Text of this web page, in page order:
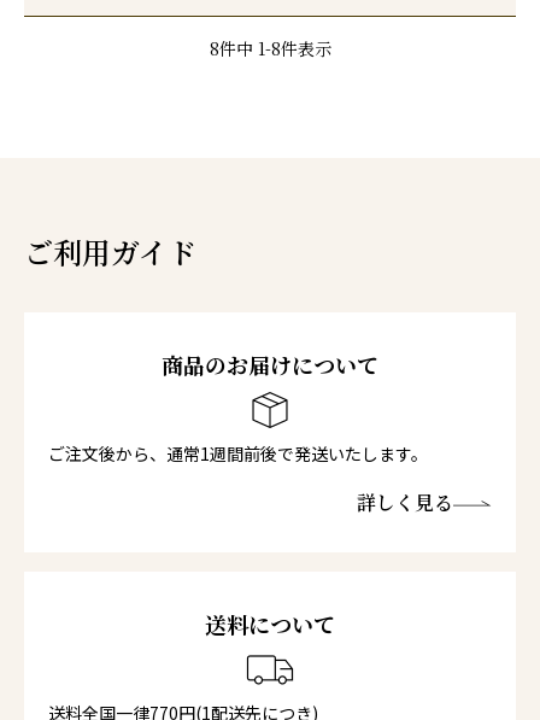
8件中 1-8件表示
ご利用ガイド
商品のお届けについて
ご注文後から、通常1週間前後で発送いたします。
詳しく見る
送料について
送料全国一律770円(1配送先につき)